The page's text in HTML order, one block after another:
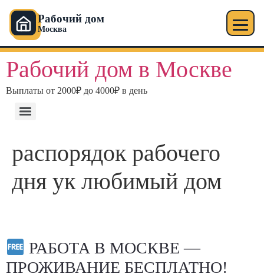
Рабочий дом
Москва
Рабочий дом в Москве
Выплаты от 2000₽ до 4000₽ в день
распорядок рабочего
дня ук любимый дом
РАБОТА В МОСКВЕ —
ПРОЖИВАНИЕ БЕСПЛАТНО!